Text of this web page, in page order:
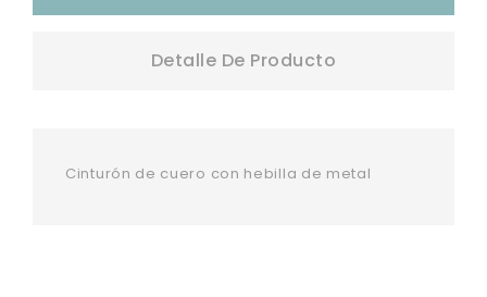
Detalle De Producto
Cinturón de cuero con hebilla de metal